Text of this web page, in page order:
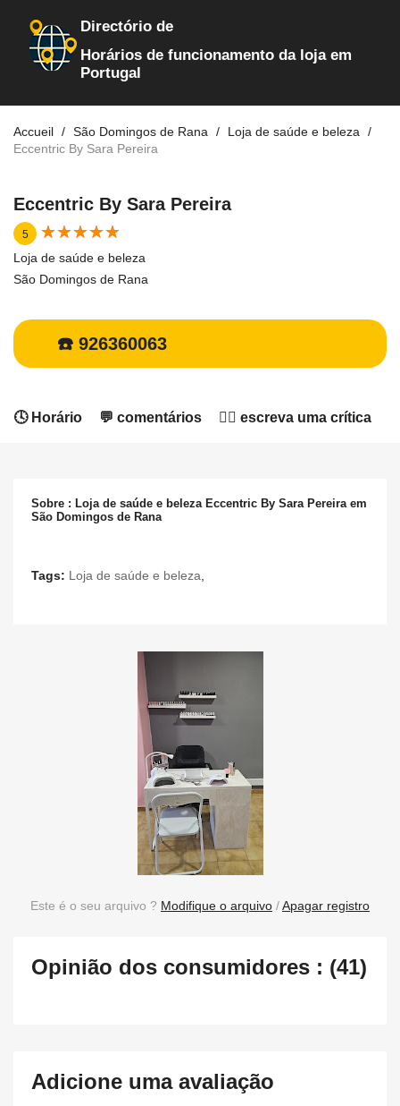
Directório de
Horários de funcionamento da loja em
Portugal
Accueil São Domingos de Rana
Loja de saúde e beleza
Eccentric By Sara Pereira
Eccentric By Sara Pereira
5 ★★★★★
★★★★★
Loja de saúde e beleza
São Domingos de Rana
☎️ 926360063
🕓 Horário 💬 comentários ✍🏻 escreva uma crítica
Sobre : Loja de saúde e beleza Eccentric By Sara Pereira em
São Domingos de Rana
Tags: Loja de saúde e beleza
Este é o seu arquivo ? Modifique o arquivo /Apagar registro
Opinião dos consumidores : (41)
Adicione uma avaliação